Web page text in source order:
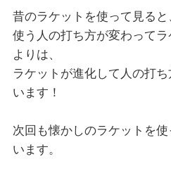
昔のラケットを使って見ると
使う人の打ち方が変わって
よりは、
ラケットが進化して人の打
います！
次回も懐かしのラケットを
います。